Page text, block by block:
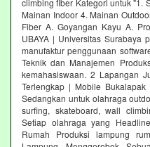
Mainan Indoor 4. Mainan
Fiber A. Goyangan Kayu A.
UBAYA | Universitas Surabaya
manufaktur penggunaan
Teknik dan Manajemen
kemahasiswaan. 2 Lapangan
Terlengkap | Mobile
Sedangkan untuk olahraga
surfing, skateboard, wall
Setiap olahraga yang
Rumah Produksi lampung